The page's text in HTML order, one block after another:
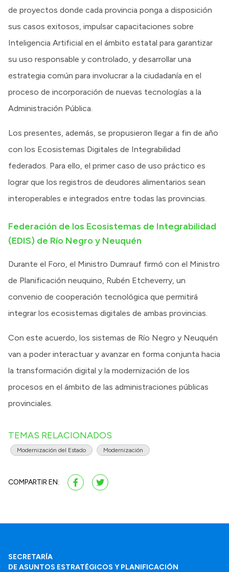
de proyectos donde cada provincia ponga a disposición
sus casos exitosos, impulsar capacitaciones sobre
Inteligencia Artificial en el ámbito estatal para garantizar
su uso responsable y controlado, y desarrollar una
estrategia común para involucrar a la ciudadanía en el
proceso de incorporación de nuevas tecnologías a la
Administración Pública.
Los presentes, además, se propusieron llegar a fin de año
con los Ecosistemas Digitales de Integrabilidad
federados. Para ello, el primer caso de uso práctico es
lograr que los registros de deudores alimentarios sean
interoperables e integrados entre todas las provincias.
Federación de los Ecosistemas de Integrabilidad
(EDIS) de Río Negro y Neuquén
Durante el Foro, el Ministro Dumrauf firmó con el Ministro
de Planificación neuquino, Rubén Etcheverry, un
convenio de cooperación tecnológica que permitirá
integrar los ecosistemas digitales de ambas provincias.
Con este acuerdo, los sistemas de Río Negro y Neuquén
van a poder interactuar y avanzar en forma conjunta hacia
la transformación digital y la modernización de los
procesos en el ámbito de las administraciones públicas
provinciales.
TEMAS RELACIONADOS
Modernización del Estado Modernización
COMPARTIR EN:
SECRETARÍA
DE ASUNTOS ESTRATÉGICOS Y PLANIFICACIÓN